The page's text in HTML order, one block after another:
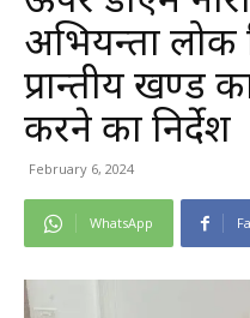
अभियन्ता लोक
प्रान्तीय खण्ड
करने का निर्देश
February 6, 2024
WhatsApp